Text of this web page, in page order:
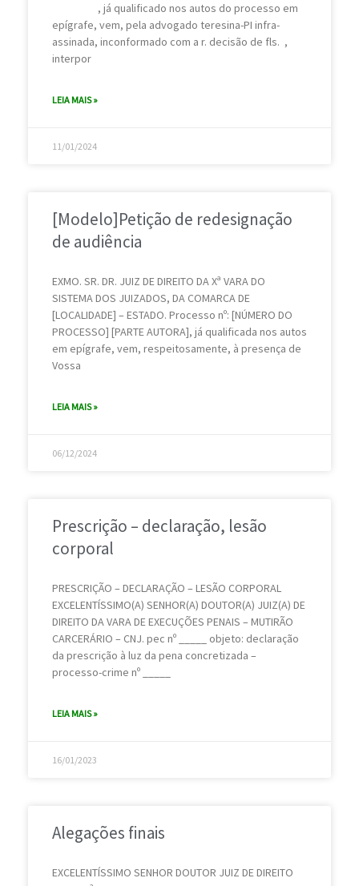
, já qualificado nos autos do processo em
epígrafe, vem, pela advogado teresina-PI infra-
assinada, inconformado com a r. decisão de fls. ,
interpor
LEIA MAIS »
11/01/2024
[Modelo]Petição de redesignação
de audiência
EXMO. SR. DR. JUIZ DE DIREITO DA Xª VARA DO
SISTEMA DOS JUIZADOS, DA COMARCA DE
[LOCALIDADE] – ESTADO. Processo nº: [NÚMERO DO
PROCESSO] [PARTE AUTORA], já qualificada nos autos
em epígrafe, vem, respeitosamente, à presença de
Vossa
LEIA MAIS »
06/12/2024
Prescrição – declaração, lesão
corporal
PRESCRIÇÃO – DECLARAÇÃO – LESÃO CORPORAL
EXCELENTÍSSIMO(A) SENHOR(A) DOUTOR(A) JUIZ(A) DE
DIREITO DA VARA DE EXECUÇÕES PENAIS – MUTIRÃO
CARCERÁRIO – CNJ. pec nº _____ objeto: declaração
da prescrição à luz da pena concretizada –
processo-crime nº _____
LEIA MAIS »
16/01/2023
Alegações finais
EXCELENTÍSSIMO SENHOR DOUTOR JUIZ DE DIREITO